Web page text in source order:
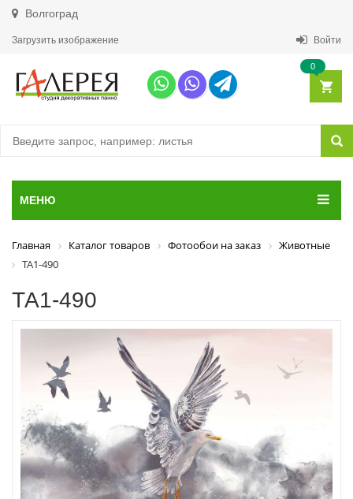
Волгоград
Загрузить изображение Войти
0
МЕНЮ
Главная Каталог товаров Фотообои на заказ
Животные
ТА1-490
ТА1-490